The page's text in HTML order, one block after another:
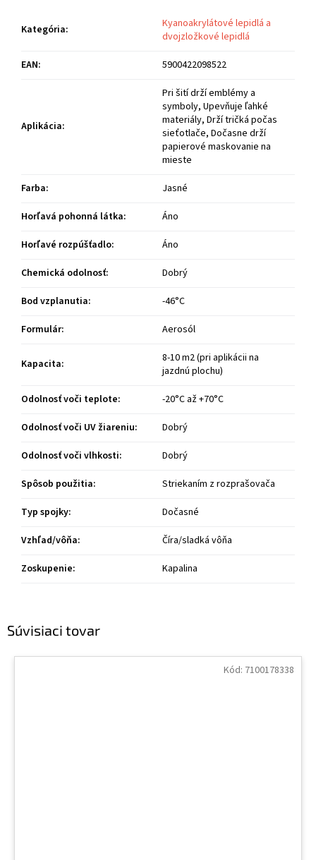
Súvisiaci tovar
Kód: 7100178338
Kategória:
Kyanoakrylátové lepidlá a
dvojzložkové lepidlá
EAN: 5900422098522
Aplikácia:
Pri šití drží emblémy a
symboly, Upevňuje ľahké
materiály, Drží tričká počas
sieťotlače, Dočasne drží
papierové maskovanie na
mieste
Farba:
Jasné
Horľavá pohonná látka:
Áno
Horľavé rozpúšťadlo:
Áno
Chemická odolnosť:
Dobrý
Bod vzplanutia:
-46°C
Formulár: Aerosól
Kapacita:
8-10 m2 (pri aplikácii na
jazdnú plochu)
Odolnosť voči teplote:
-20°C až +70°C
Odolnosť voči UV žiareniu:
Dobrý
Odolnosť voči vlhkosti:
Dobrý
Spôsob použitia:
Striekaním z rozprašovača
Typ spojky:
Dočasné
Vzhľad/vôňa:
Číra/sladká vôňa
Zoskupenie: Kapalina